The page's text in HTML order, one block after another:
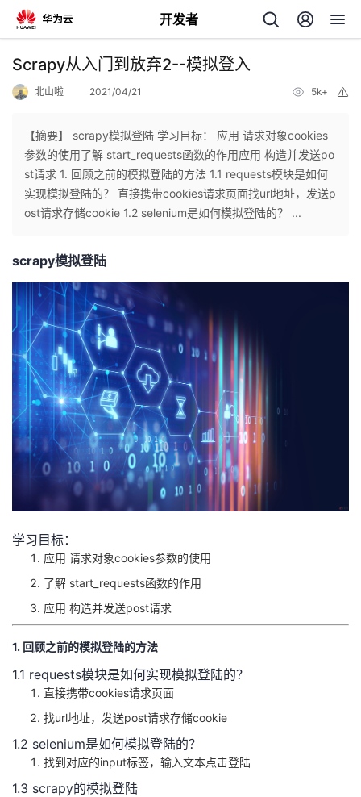
开发者
返
个
页
开
发
者
我
的
客
我
论
坛
的
圈
子
我
的
直
我
的
动
我
关
注
开
发
的
Programs
我
的
Scrapy从入门到放弃2--模拟登入
北山啦 2021/04/21 5k+
【摘要】 scrapy模拟登陆 学习目标： 应用 请求对象cookies
参数的使用了解 start_requests函数的作用应用 构造并发送po
st请求 1. 回顾之前的模拟登陆的方法 1.1 requests模块是如何
实现模拟登陆的？ 直接携带cookies请求页面找url地址，发送p
ost请求存储cookie 1.2 selenium是如何模拟登陆的？ ...
scrapy模拟登陆
学习目标：
应用 请求对象cookies参数的使用
了解 start_requests函数的作用
应用 构造并发送post请求
1. 回顾之前的模拟登陆的方法
1.1 requests模块是如何实现模拟登陆的？
直接携带cookies请求页面
找url地址，发送post请求存储cookie
1.2 selenium是如何模拟登陆的？
找到对应的input标签，输入文本点击登陆
1.3 scrapy的模拟登陆